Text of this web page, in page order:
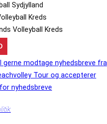
Sydjylland
Kreds
Volleyball Kreds
gerne modtage nyhedsbreve fra
Tour og accepterer
nyhedsbreve